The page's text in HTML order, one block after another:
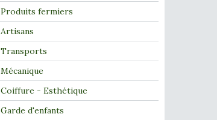
Produits fermiers
Artisans
Transports
Mécanique
Coiffure - Esthétique
Garde d'enfants